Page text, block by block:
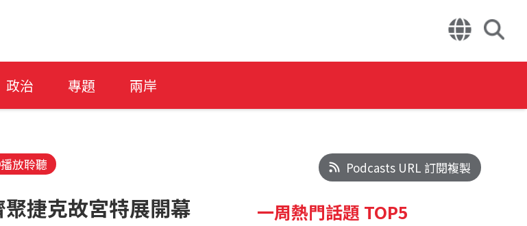
政治 專題 兩岸
播放聆聽
捷克故宮特展開幕
Podcasts URL 訂閱複製
一周熱門話題 TOP5